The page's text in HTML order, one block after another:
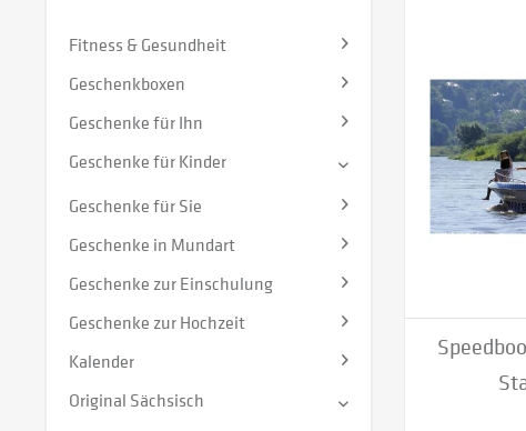
Fitness & Gesundheit
Geschenkboxen
Geschenke für Ihn
Geschenke für Kinder
Geschenke für Sie
Geschenke in Mundart
Geschenke zur Einschulung
Geschenke zur Hochzeit
Kalender
Original Sächsisch